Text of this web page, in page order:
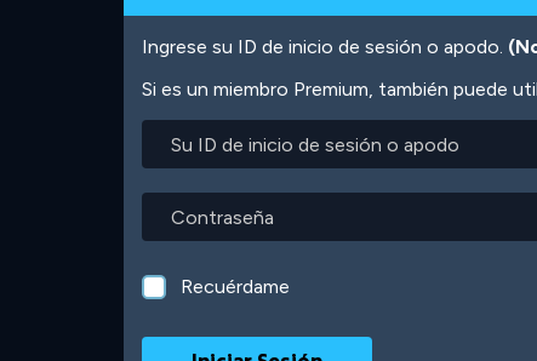
Ingrese su ID de inicio de sesión o apodo.
Si es un miembro Premium, también puede
inicio
sesión
o
apodoRecuérdame